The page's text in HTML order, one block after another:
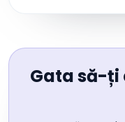
Gata să-ți